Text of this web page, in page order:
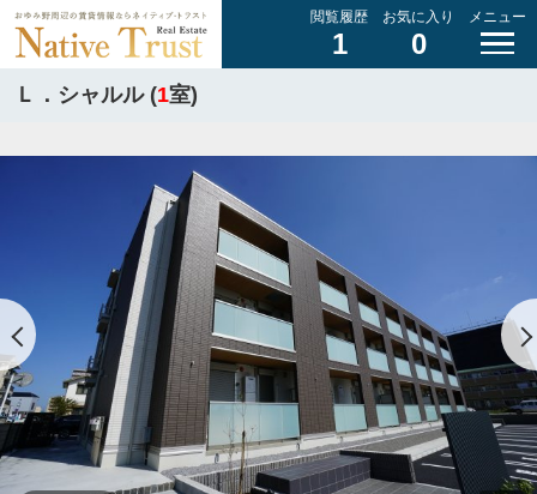
閲覧履歴
1
お気に入り
0
メニュー
Ｌ．シャルル (1室)